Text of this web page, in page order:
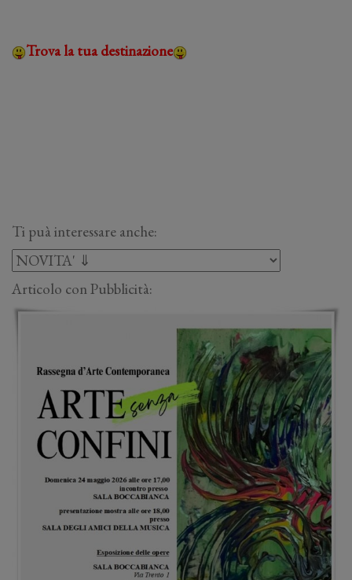
Trova la tua destinazione
Ti puà interessare anche:
Articolo con Pubblicità: